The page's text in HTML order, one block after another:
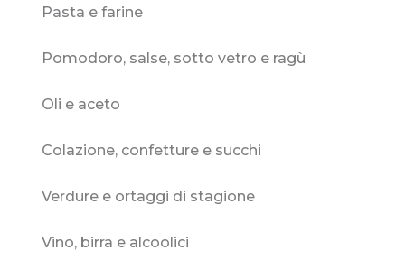
Pasta e farine
Pomodoro, salse, sotto vetro e ragù
Oli e aceto
Colazione, confetture e succhi
Verdure e ortaggi di stagione
Vino, birra e alcoolici